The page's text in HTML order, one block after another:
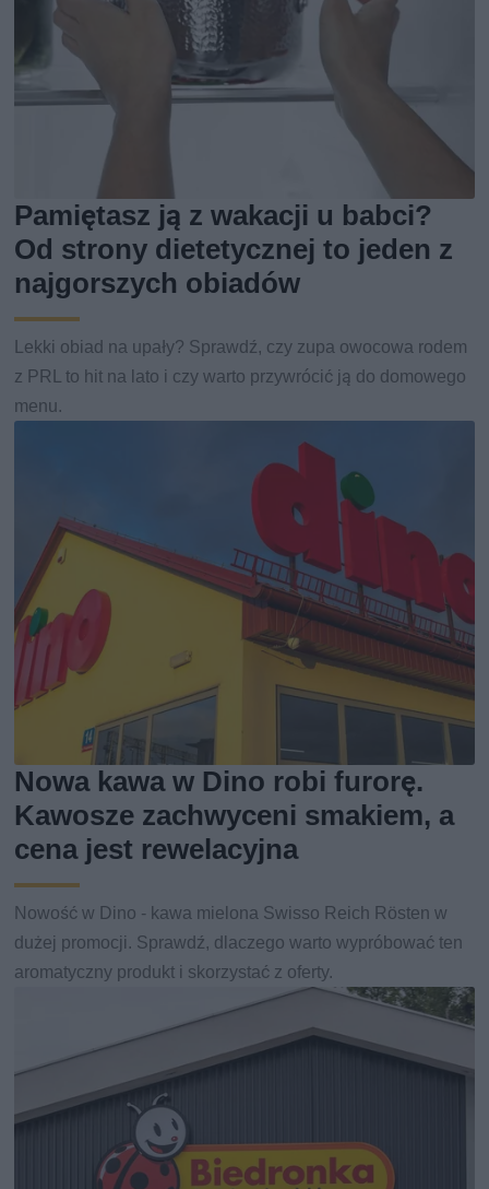
Pamiętasz ją z wakacji u babci?
Od strony dietetycznej to jeden z
najgorszych obiadów
Lekki obiad na upały? Sprawdź, czy zupa owocowa rodem
z PRL to hit na lato i czy warto przywrócić ją do domowego
menu.
Nowa kawa w Dino robi furorę.
Kawosze zachwyceni smakiem, a
cena jest rewelacyjna
Nowość w Dino - kawa mielona Swisso Reich Rösten w
dużej promocji. Sprawdź, dlaczego warto wypróbować ten
aromatyczny produkt i skorzystać z oferty.